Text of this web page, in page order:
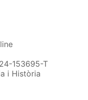
153695-T
i Història